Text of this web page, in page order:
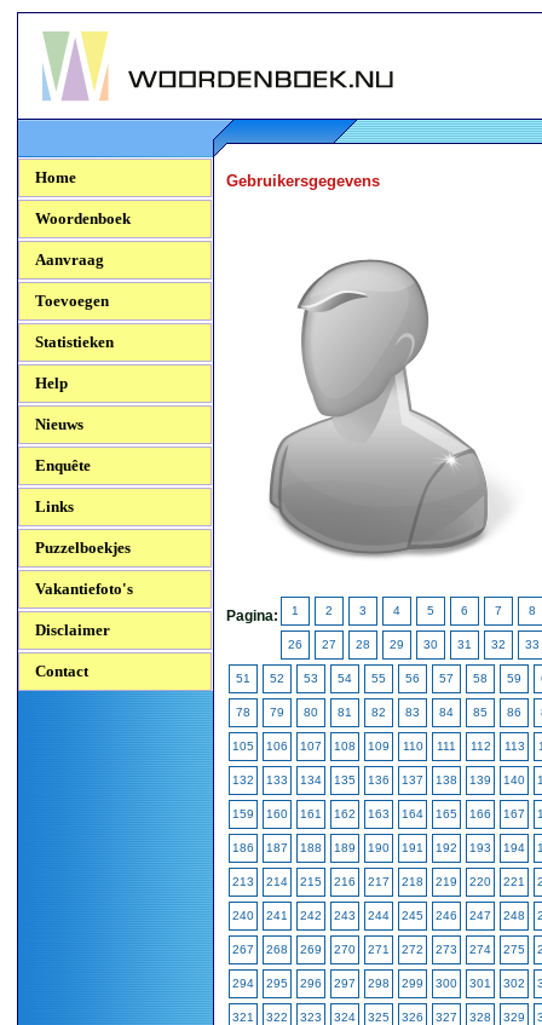
Woordenboek.NU
Home
Woordenboek
Aanvraag
Toevoegen
Statistieken
Help
Nieuws
Enquête
Links
Puzzelboekjes
Vakantiefoto's
Disclaimer
Contact
Gebruikersgegevens
Pagina: 1 2 3 4 5 6 7 8
26 27 28 29 30 31 32 33
51 52 53 54 55 56 57 58 59
78 79 80 81 82 83 84 85 86
105 106 107 108 109 110 111 112 113
132 133 134 135 136 137 138 139 140
159 160 161 162 163 164 165 166 167
186 187 188 189 190 191 192 193 194
213 214 215 216 217 218 219 220 221
240 241 242 243 244 245 246 247 248
267 268 269 270 271 272 273 274 275
294 295 296 297 298 299 300 301 302
321 322 323 324 325 326 327 328 329